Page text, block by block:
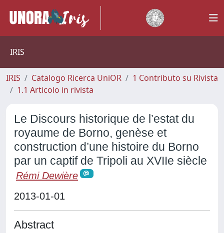
IRIS
IRIS Catalogo Ricerca UniOR
1 Contributo su Rivista
1.1 Articolo in rivista
Le Discours historique de l’estat du
royaume de Borno, genèse et
construction d’une histoire du Borno
par un captif de Tripoli au XVIIe siècle
Rémi Dewière
2013-01-01
Abstract